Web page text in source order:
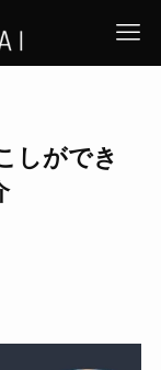
しができ